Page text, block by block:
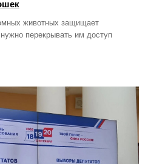
животных защищает
перекрывать им доступ